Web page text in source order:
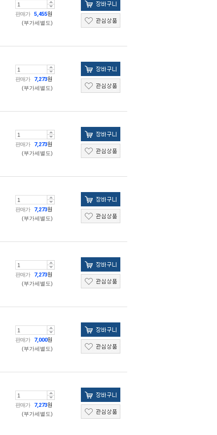
판매가 5,455원
(부가세별도)
판매가 7,273원
(부가세별도)
판매가 7,273원
(부가세별도)
판매가 7,273원
(부가세별도)
판매가 7,273원
(부가세별도)
판매가 7,000원
(부가세별도)
판매가 7,273원
(부가세별도)